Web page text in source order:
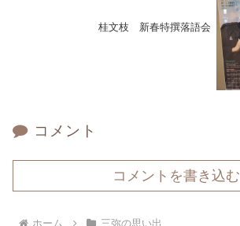
桂文枝 新春特撰落語会
コメント
コメントを書き込む
ホーム 三弥の思い出